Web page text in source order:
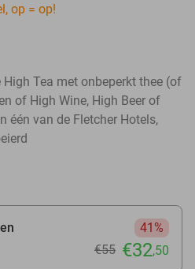
op = op!
Tea met onbeperkt thee (of
of High Wine, High Beer of
één van de Fletcher Hotels,
41%
€55 €32,50